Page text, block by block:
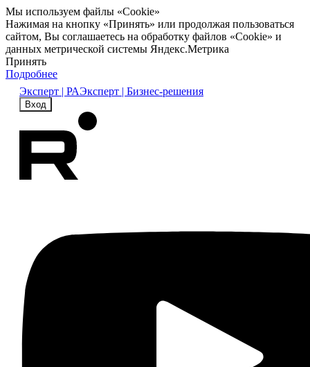
Мы используем файлы «Cookie»
Нажимая на кнопку «Принять» или продолжая пользоваться
сайтом, Вы соглашаетесь на обработку файлов «Cookie» и
данных метрической системы Яндекс.Метрика
Принять
Подробнее
Эксперт | РАЭксперт | Бизнес-решения
Вход